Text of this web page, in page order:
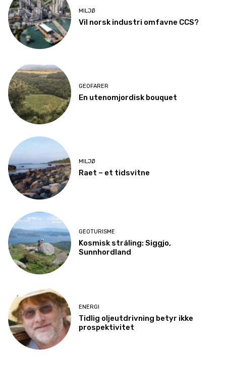
MILJØ
Vil norsk industri omfavne CCS?
GEOFARER
En utenomjordisk bouquet
MILJØ
Raet – et tidsvitne
GEOTURISME
Kosmisk stråling: Siggjo,
Sunnhordland
ENERGI
Tidlig oljeutdrivning betyr ikke
prospektivitet